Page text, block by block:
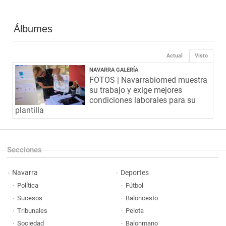
Álbumes
Visto
Actual
NAVARRA GALERÍA
FOTOS | Navarrabiomed muestra
su trabajo y exige mejores
condiciones laborales para su
plantilla
Secciones
Navarra
Política
Sucesos
Tribunales
Sociedad
Deportes
Fútbol
Baloncesto
Pelota
Balonmano